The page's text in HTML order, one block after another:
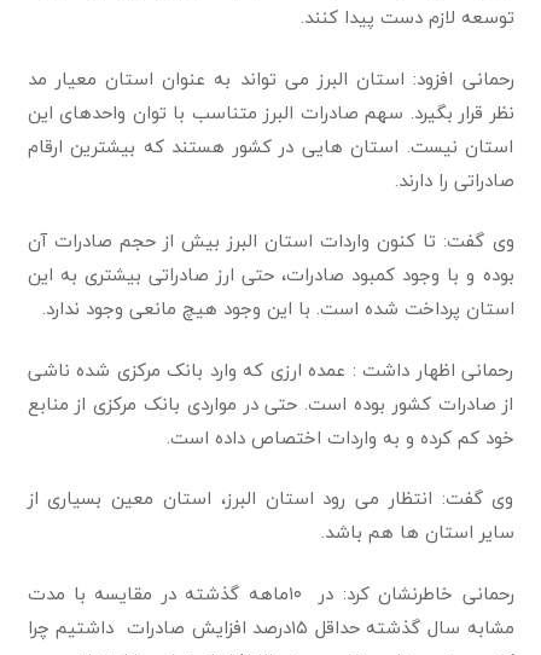
توسعه لازم دست پیدا کنند.
رحمانی افزود: استان البرز می تواند به عنوان استان معیار مد
نظر قرار بگیرد. سهم صادرات البرز متناسب با توان واحدهای این
استان نیست. استان هایی در کشور هستند که بیشترین ارقام
صادراتی را دارند.
وی گفت: تا کنون واردات استان البرز بیش از حجم صادرات آن
بوده و با وجود کمبود صادرات، حتی ارز صادراتی بیشتری به این
استان پرداخت شده است. با این وجود هیچ مانعی وجود ندارد.
رحمانی اظهار داشت : عمده ارزی که وارد بانک مرکزی شده ناشی
از صادرات کشور بوده است. حتی در مواردی بانک مرکزی از منابع
خود کم کرده و به واردات اختصاص داده است.
وی گفت: انتظار می رود استان البرز، استان معین بسیاری از
سایر استان ها هم باشد.
رحمانی خاطرنشان کرد: در ۱۰ماهه گذشته در مقایسه با مدت
مشابه سال گذشته حداقل ۱۵درصد افزایش صادرات داشتیم چرا